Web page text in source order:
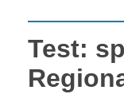
Test: